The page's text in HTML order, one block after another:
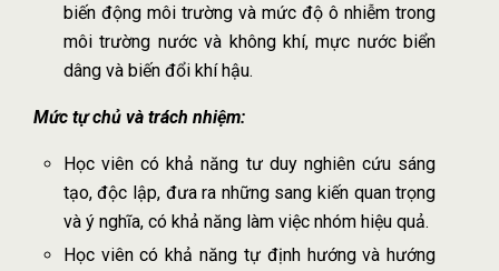
biến động môi trường và mức độ ô nhiễm trong
môi trường nước và không khí, mực nước biển
dâng và biến đổi khí hậu.
Mức tự chủ và trách nhiệm:
Học viên có khả năng tư duy nghiên cứu sáng
tạo, độc lập, đưa ra những sang kiến quan trọng
và ý nghĩa, có khả năng làm việc nhóm hiệu quả.
Học viên có khả năng tự định hướng và hướng